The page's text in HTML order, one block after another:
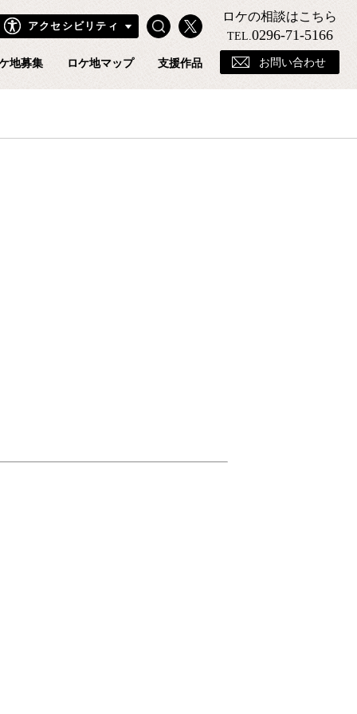
フィルムコミッションホームページ
アクセシビリティ Search
地募集 ロケ地マップ 支援作品
ロケの相談はこちら
TEL. 0296-71-5166
お問い合わせ